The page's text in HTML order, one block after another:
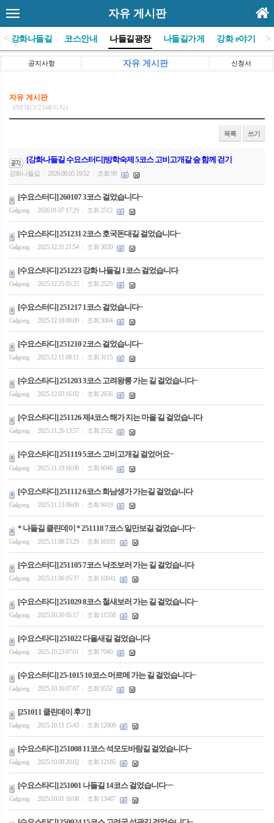
자유 게시판
<)강화나들길 코스안내 나들길광장 나들길가게 강화 e야기 >
공지사항 자유 게시판 신청서
자유 게시판
498개(3/25페이지)
목록 쓰기
[강화나들길 수요스터디]방학숙제 5코스 고비고개갈 숲 함께 걷기
강화나들길 2026.08.05 19:52 조회 99
[수요스터디] 260107 3코스 걸었습니다~
Galgong 2026.01.07 17:29 조회 2512
[수요스타디] 251231 2코스 호국돈대길 걸었습니다~
Galgong 2025.12.31 21:54 조회 3020
[수요스타디] 251223 강화 나들길 1코스 걸었습니다
Galgong 2025.12.25 05:22 조회 2525
[수요스터디] 251217 1코스 걸었습니다~
Galgong 2025.12.18 09:09 조회 3004
[수요스타디] 251210 2코스 걸었습니다~
Galgong 2025.12.11 08:11 조회 3115
[수요스타디] 251203 3코스 고려왕릉 가는 길 걸었습니다~
Galgong 2025.12.03 16:02 조회 2656
[수요스타디] 251126 제4코스 해가 지는 마을 길 걸었습니다
Galgong 2025.11.26 13:57 조회 2552
[수요스타디] 251119 5코스 고비고개길 걸었어요~
Galgong 2025.11.19 16:00 조회 6046
[수요스타디] 251112 6코스 화남생가 가는길 걸었습니다
Galgong 2025.11.13 06:09 조회 9419
* 나들길 클린데이 * 251118 7코스 일만보길 걸었습니다~
Galgong 2025.11.08 13:29 조회 10181
[수요스터디] 251105 7코스 낙조보러 가는 길 걸었습니다
Galgong 2025.11.06 05:37 조회 10941
[수요스타디] 251029 8코스 철새보러 가는 길 걸었습니다~
Galgong 2025.10.30 05:17 조회 11558
[수요스타디] 251022 다을새길 걸었습니다
Galgong 2025.10.23 07:01 조회 7040
[수요스터디] 25-1015 10코스 머르메 가는 길 걸었습니다~
Galgong 2025.10.16 07:07 조회 9552
[251011 클린데이 후기]
Galgong 2025.10.11 15:43 조회 12009
[수요스타디] 251008 11코스 석모도바람길 걸었습니다~
Galgong 2025.10.08 20:02 조회 12185
[수요스타디] 251001 나들길 14코스 걸었습니다~~
Galgong 2025.10.01 16:08 조회 13487